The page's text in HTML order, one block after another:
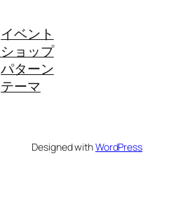
イベント
ショップ
パターン
テーマ
Designed withWordPress